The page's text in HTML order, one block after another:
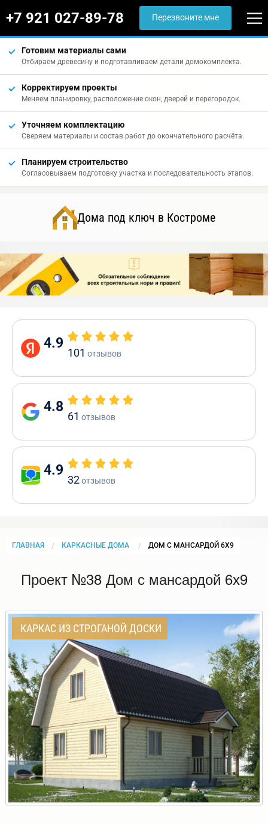
+7 921 027-89-78 Перезвоните мне
Готовим материалы сами
Отбираем древесину и подготавливаем детали домокомплекта.
Корректируем проекты
Меняем планировку, расположение окон, дверей и перегородок.
Уточняем комплектацию
Сверяем материалы и состав работ до окончательного расчёта.
Планируем строительство
Согласовываем подготовку участка и последовательность этапов.
Дома под ключ в Костроме
4.9
101 отзывов
4.8
61 отзывов
4.9
32отзывов
ГЛАВНАЯ КАРКАСНЫЕ ДОМА CURRENT:
ДОМ С МАНСАРДОЙ 6Х9
Проект №38 Дом с мансардой 6х9
КАРКАС ИЗ СТРОГАНОЙ ДОСКИ